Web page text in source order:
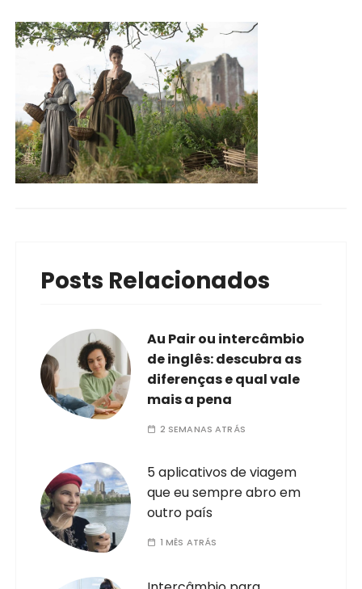
Posts Relacionados
Au Pair ou intercâmbio
de inglês: descubra as
diferenças e qual vale
mais a pena
2 SEMANAS ATRÁS
5 aplicativos de viagem
que eu sempre abro em
outro país
1 MÊS ATRÁS